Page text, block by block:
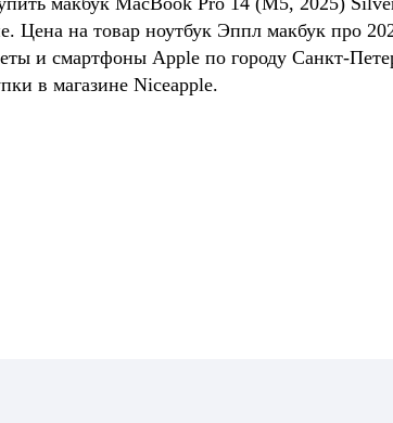
Цена на товар ноутбук Эппл макбук про
и смартфоны Apple по городу Санкт-
в магазине Niceapple.